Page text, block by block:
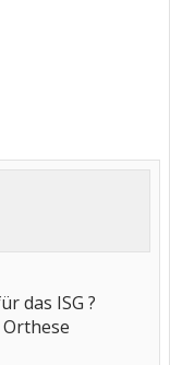
das ISG ?